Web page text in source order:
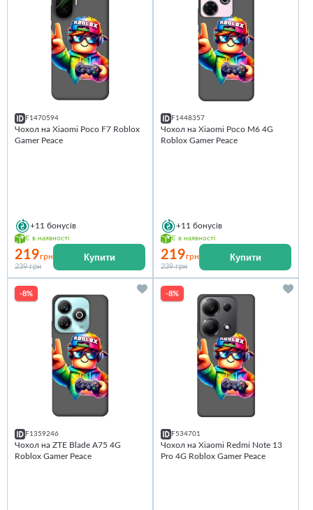
F1470594
Чохол на Xiaomi Poco F7 Roblox
Gamer Peace
+11 бонусів
Є в наявності
219грн
239 грн
Купити
F1448357
Чохол на Xiaomi Poco M6 4G
Roblox Gamer Peace
+11 бонусів
Є в наявності
219грн
239 грн
Купити
-8%
F1359246
Чохол на ZTE Blade A75 4G
Roblox Gamer Peace
-8%
F534701
Чохол на Xiaomi Redmi Note 13
Pro 4G Roblox Gamer Peace